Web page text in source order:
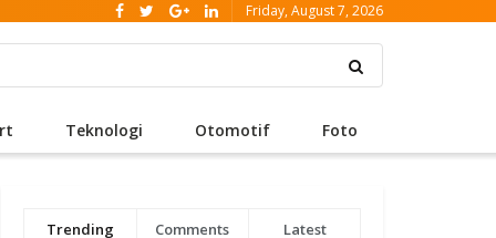
Friday, August 7, 2026
Teknologi Otomotif Foto
Trending Comments Latest